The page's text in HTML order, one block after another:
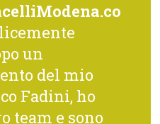
un
del mio
Fadini, ho
team e sono